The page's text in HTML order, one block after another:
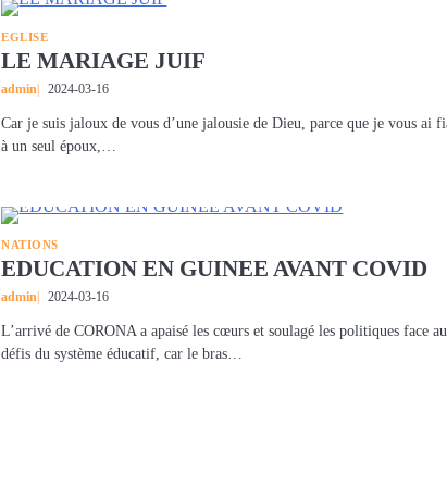
EGLISE
LE MARIAGE JUIF
admin 2024-03-16
Car je suis jaloux de vous d’une jalousie de Dieu, parce que je vous ai
à un seul époux,…
NATIONS
EDUCATION EN GUINEE AVANT COVID
admin 2024-03-16
L’arrivé de CORONA a apaisé les cœurs et soulagé les politiques face
défis du système éducatif, car le bras…